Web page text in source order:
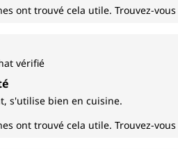
ont trouvé cela utile. Trouvez-
sur 5 étoiles
vérifié
s'utilise bien en cuisine.
ont trouvé cela utile. Trouvez-